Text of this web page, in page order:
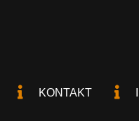
KONTAKT